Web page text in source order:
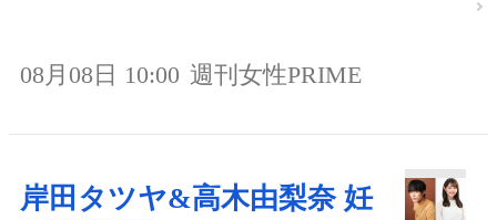
08月08日 10:00 週刊女性PRIME
岸田タツヤ&高木由梨奈 妊